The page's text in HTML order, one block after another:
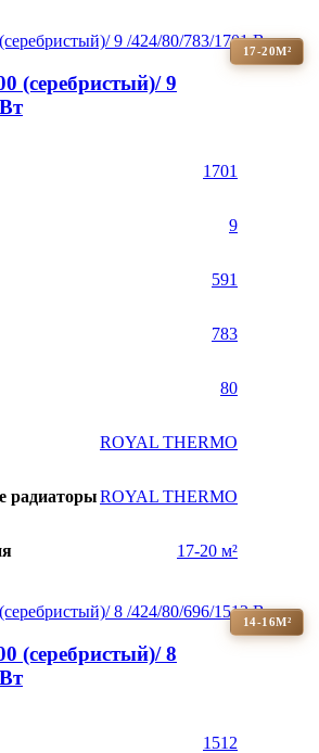
17-20М²
(серебристый)/ 9
1701
9
591
783
80
ROYAL THERMO
радиаторыROYAL THERMO
17-20 м²
14-16М²
(серебристый)/ 8
1512